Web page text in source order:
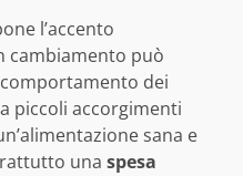
l’accento
cambiamento può
dei
piccoli accorgimenti
sana e
una spesa